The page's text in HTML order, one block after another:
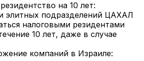
на 10 лет:
элитных подразделений ЦАХАЛ
налоговыми резидентами
10 лет, даже в случае
компаний в Израиле: